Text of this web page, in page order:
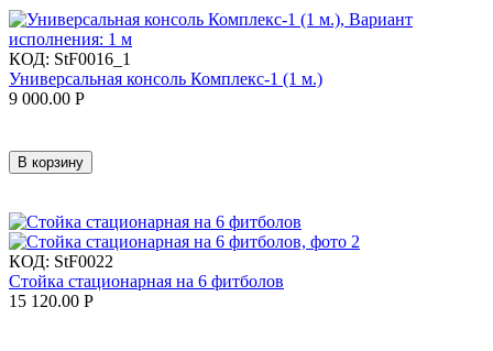
КОД: StF0016_1
Универсальная консоль Комплекс-1 (1 м.)
9 000.00 Р
В корзину
КОД: StF0022
Стойка стационарная на 6 фитболов
15 120.00 Р